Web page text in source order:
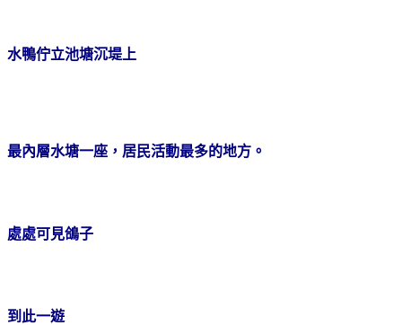
水鴨佇立池塘沉堤上
最內層水塘一座，居民活動最多的地方。
處處可見鴿子
到此一遊